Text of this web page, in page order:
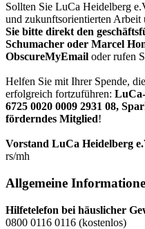
Sollten Sie LuCa Heidelberg
und zukunftsorientierten Arbeit
Sie bitte direkt den
Schumacher oder Marcel
ObscureMyEmail oder rufen
Helfen Sie mit Ihrer Spende,
erfolgreich fortzuführen:
6725 0020 0009 2931 08,
förderndes Mitglied!
Vorstand LuCa Heidelberg
rs/mh
Allgemeine
Hilfetelefon bei häuslicher
0800 0116 0116 (kostenlos)